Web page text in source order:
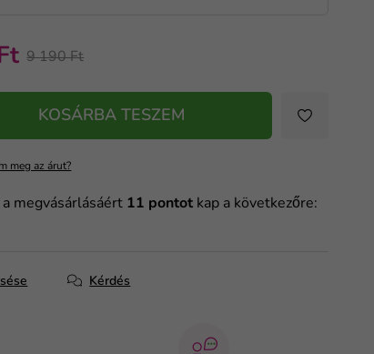
9 190 Ft
KOSÁRBA TESZEM
meg az árut?
megvásárlásáért 11 pontot kap a következőre:
Kérdés